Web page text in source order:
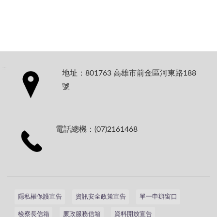
:::
地址：801763 高雄市前金區河東路188
號
電話總機：(07)2161468
隱私權保護宣告 資訊安全政策宣告 單一申辦窗口
檢察長信箱 廉政服務信箱 資料開放宣告